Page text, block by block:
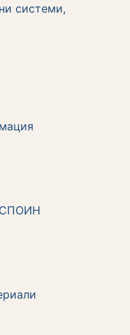
системи,